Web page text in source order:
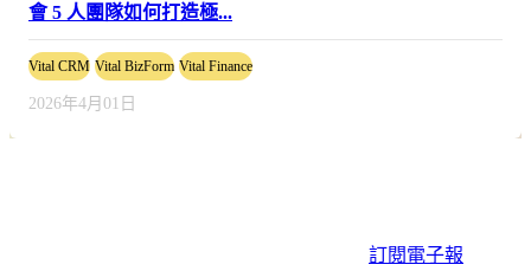
會 5 人團隊如何打造極...
Vital CRM Vital BizForm Vital Finance
2026年4月01日
訂閱電子報